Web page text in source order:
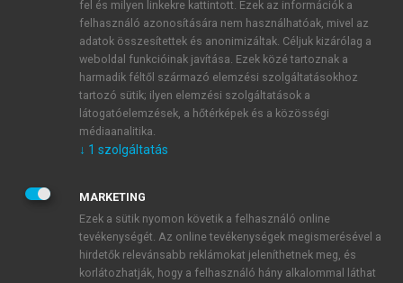
1 óra díjmentes hozzáférés
E-MAIL-CÍM
JELSZÓ
JELSZÓ ÚJRA
fel és milyen linkekre kattintott. Ezek az információk a
felhasználó azonosítására nem használhatóak, mivel az
adatok összesítettek és anonimizáltak. Céljuk kizárólag a
weboldal funkcióinak javítása. Ezek közé tartoznak a
harmadik féltől származó elemzési szolgáltatásokhoz
tartozó sütik; ilyen elemzési szolgáltatások a
látogatóelemzések, a hőtérképek és a közösségi
médiaanalitika.
↓ 1 szolgáltatás
MARKETING
Ezek a sütik nyomon követik a felhasználó online
tevékenységét. Az online tevékenységek megismerésével a
hirdetők relevánsabb reklámokat jeleníthetnek meg, és
korlátozhatják, hogy a felhasználó hány alkalommal láthat